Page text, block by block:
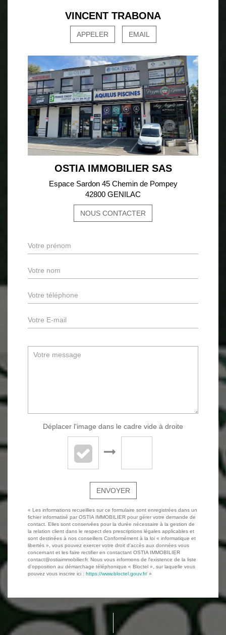
VINCENT TRABONA
APPELER EMAIL
OSTIA IMMOBILIER SAS
Espace Sardon 45 Chemin de Pompey
42800 GENILAC
NOUS CONTACTER
Déplacer l'image dans le cadre vide à droite
ENVOYER
« Les informations recueillies sur ce formulaire sont enregistrées dans un
fichier informatisé par OSTIA IMMOBILIER pour gérer votre demande de
contact. Elles sont conservées pour la durée nécessaire à la gestion de
la relation client dans le respect des prescriptions légales applicables et
sont destinées à nos conseillers Conformément à la loi « informatique et
libertés », vous pouvez exercer votre droit d'accès aux données vous
concernant et les faire rectifier en contactant OSTIA IMMOBILIER
contact@ostiaimmobilier.fr. Nous vous informons de l'existence de la liste
d'opposition au démarchage téléphonique « Bloctel », sur laquelle vous
pouvez vous inscrire ici : https://www.bloctel.gouv.fr/ »